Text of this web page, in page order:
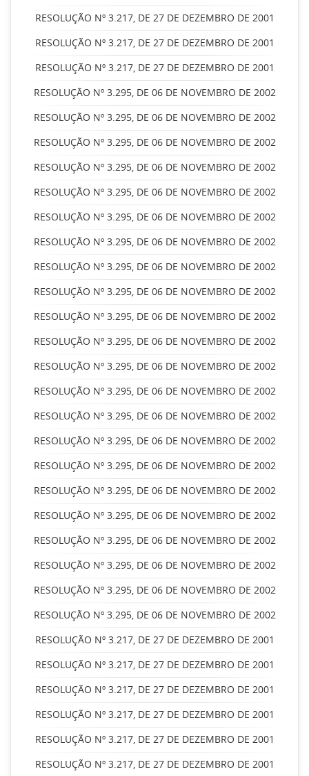
RESOLUÇÃO Nº 3.217, DE 27 DE DEZEMBRO DE 2001
RESOLUÇÃO Nº 3.217, DE 27 DE DEZEMBRO DE 2001
RESOLUÇÃO Nº 3.217, DE 27 DE DEZEMBRO DE 2001
RESOLUÇÃO Nº 3.295, DE 06 DE NOVEMBRO DE 2002
RESOLUÇÃO Nº 3.295, DE 06 DE NOVEMBRO DE 2002
RESOLUÇÃO Nº 3.295, DE 06 DE NOVEMBRO DE 2002
RESOLUÇÃO Nº 3.295, DE 06 DE NOVEMBRO DE 2002
RESOLUÇÃO Nº 3.295, DE 06 DE NOVEMBRO DE 2002
RESOLUÇÃO Nº 3.295, DE 06 DE NOVEMBRO DE 2002
RESOLUÇÃO Nº 3.295, DE 06 DE NOVEMBRO DE 2002
RESOLUÇÃO Nº 3.295, DE 06 DE NOVEMBRO DE 2002
RESOLUÇÃO Nº 3.295, DE 06 DE NOVEMBRO DE 2002
RESOLUÇÃO Nº 3.295, DE 06 DE NOVEMBRO DE 2002
RESOLUÇÃO Nº 3.295, DE 06 DE NOVEMBRO DE 2002
RESOLUÇÃO Nº 3.295, DE 06 DE NOVEMBRO DE 2002
RESOLUÇÃO Nº 3.295, DE 06 DE NOVEMBRO DE 2002
RESOLUÇÃO Nº 3.295, DE 06 DE NOVEMBRO DE 2002
RESOLUÇÃO Nº 3.295, DE 06 DE NOVEMBRO DE 2002
RESOLUÇÃO Nº 3.295, DE 06 DE NOVEMBRO DE 2002
RESOLUÇÃO Nº 3.295, DE 06 DE NOVEMBRO DE 2002
RESOLUÇÃO Nº 3.295, DE 06 DE NOVEMBRO DE 2002
RESOLUÇÃO Nº 3.295, DE 06 DE NOVEMBRO DE 2002
RESOLUÇÃO Nº 3.295, DE 06 DE NOVEMBRO DE 2002
RESOLUÇÃO Nº 3.295, DE 06 DE NOVEMBRO DE 2002
RESOLUÇÃO Nº 3.295, DE 06 DE NOVEMBRO DE 2002
RESOLUÇÃO Nº 3.217, DE 27 DE DEZEMBRO DE 2001
RESOLUÇÃO Nº 3.217, DE 27 DE DEZEMBRO DE 2001
RESOLUÇÃO Nº 3.217, DE 27 DE DEZEMBRO DE 2001
RESOLUÇÃO Nº 3.217, DE 27 DE DEZEMBRO DE 2001
RESOLUÇÃO Nº 3.217, DE 27 DE DEZEMBRO DE 2001
RESOLUÇÃO Nº 3.217, DE 27 DE DEZEMBRO DE 2001